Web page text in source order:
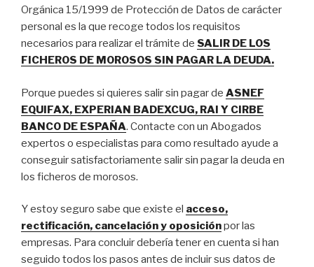
Orgánica 15/1999 de Protección de Datos de carácter
personal es la que recoge todos los requisitos
necesarios para realizar el trámite de SALIR DE LOS
FICHEROS DE MOROSOS SIN PAGAR LA DEUDA.
Porque puedes si quieres salir sin pagar de ASNEF
EQUIFAX, EXPERIAN BADEXCUG, RAI Y CIRBE
BANCO DE ESPAÑA. Contacte con un Abogados
expertos o especialistas para como resultado ayude a
conseguir satisfactoriamente salir sin pagar la deuda en
los ficheros de morosos.
Y estoy seguro sabe que existe el acceso,
rectificación, cancelación y oposiciónpor las
empresas. Para concluir debería tener en cuenta si han
seguido todos los pasos antes de incluir sus datos de